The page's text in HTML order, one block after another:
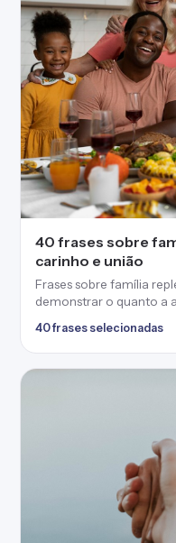
40 frases sobre
carinho e união
Frases sobre família
demonstrar o quanto a
40 frases selecionadas